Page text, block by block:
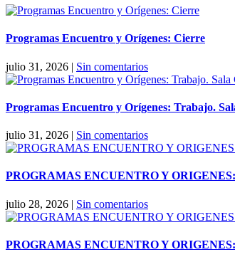
Programas Encuentro y Orígenes: Cierre
julio 31, 2026 | Sin comentarios
Programas Encuentro y Orígenes: Trabajo.
julio 31, 2026 | Sin comentarios
PROGRAMAS ENCUENTRO Y ORIGENES:
julio 28, 2026 | Sin comentarios
PROGRAMAS ENCUENTRO Y